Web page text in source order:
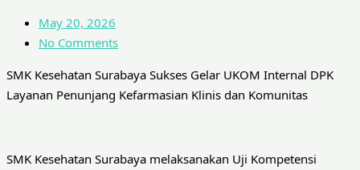
May 20, 2026
No Comments
SMK Kesehatan Surabaya Sukses Gelar UKOM Internal DPK
Layanan Penunjang Kefarmasian Klinis dan Komunitas
SMK Kesehatan Surabaya melaksanakan Uji Kompetensi